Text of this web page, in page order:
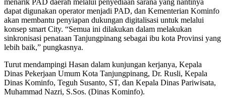
menarik PAD daerah melalui penyediaan sarana yang nantinya
dapat digunakan operator menjadi PAD, dan Kementerian Kominfo
akan membantu penyiapan dukungan digitalisasi untuk melalui
konsep smart City. “Semua ini dilakukan dalam melakukan
sinkronisasi penataan Tanjungpinang sebagai ibu kota Provinsi yang
lebih baik,” pungkasnya.
Turut mendampingi Hasan dalam kunjungan kerjanya, Kepala
Dinas Pekerjaan Umum Kota Tanjungpinang, Dr. Rusli, Kepala
Dinas Kominfo, Teguh Susanto, ST, dan Kepala Dinas Pariwisata,
Muhammad Nazri, S.Sos. (Dinas Kominfo).